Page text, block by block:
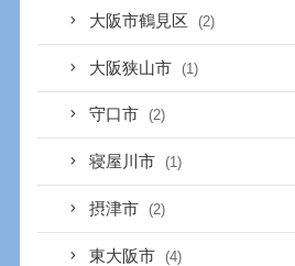
大阪市鶴見区 (2)
大阪狭山市 (1)
守口市 (2)
寝屋川市 (1)
摂津市 (2)
東大阪市 (4)